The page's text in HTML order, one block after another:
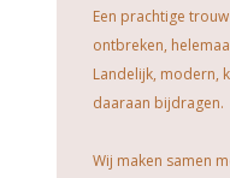
Een prachtige
ontbreken,
Landelijk, modern,
daaraan bijdragen.
Wij maken samen